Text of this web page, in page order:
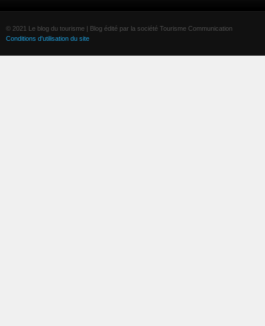
© 2021 Le blog du tourisme | Blog édité par la société Tourisme Communication
Conditions d'utilisation du site